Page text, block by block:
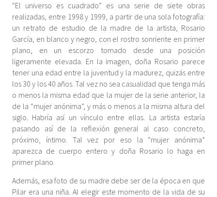
“El universo es cuadrado” es una serie de siete obras
realizadas, entre 1998 y 1999, a partir de una sola fotografía:
un retrato de estudio de la madre de la artista, Rosario
García, en blanco y negro, con el rostro sonriente en primer
plano, en un escorzo tomado desde una posición
ligeramente elevada. En la imagen, doña Rosario parece
tener una edad entre la juventud y la madurez, quizás entre
los 30 y los 40 años. Tal vez no sea casualidad que tenga más
o menos la misma edad que la mujer de la serie anterior, la
de la “mujer anónima”, y más o menos a la misma altura del
siglo. Habría así un vínculo entre ellas. La artista estaría
pasando así de la reflexión general al caso concreto,
próximo, íntimo. Tal vez por eso la “mujer anónima”
aparezca de cuerpo entero y doña Rosario lo haga en
primer plano.
Además, esa foto de su madre debe ser de la época en que
Pilar era una niña. Al elegir este momento de la vida de su